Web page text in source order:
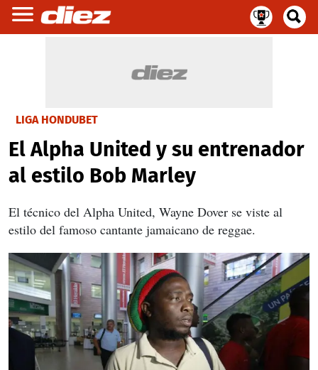
LIGA HONDUBET
El Alpha United y su entrenador
al estilo Bob Marley
El técnico del Alpha United, Wayne Dover se viste al
estilo del famoso cantante jamaicano de reggae.